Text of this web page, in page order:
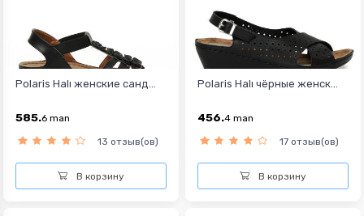
Polaris Halı женские санд...
585.6 man
13 отзыв(ов)
В корзину
Polaris Halı чёрные женск...
456.4 man
17 отзыв(ов)
В корзину